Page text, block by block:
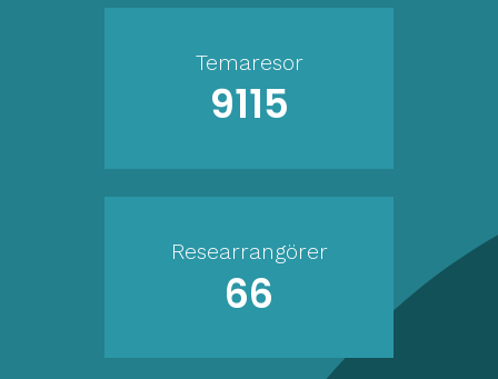
Temaresor
9115
Researrangörer
66